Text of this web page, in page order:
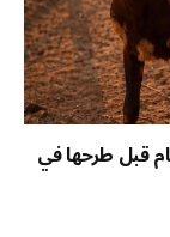
تُمهل أصحاب الماعز المحجوزة 5 أيام قبل طرحها في